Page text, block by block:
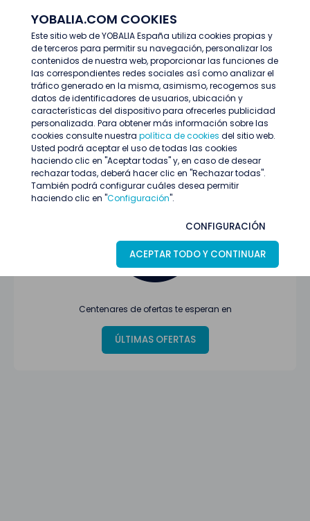
YOBALIA.COM COOKIES
Este sitio web de YOBALIA España utiliza cookies propias y
de terceros para permitir su navegación, personalizar los
contenidos de nuestra web, proporcionar las funciones de
las correspondientes redes sociales así como analizar el
tráfico generado en la misma, asimismo, recogemos sus
datos de identificadores de usuarios, ubicación y
características del dispositivo para ofrecerles publicidad
personalizada. Para obtener más información sobre las
cookies consulte nuestra política de cookies del sitio web.
Usted podrá aceptar el uso de todas las cookies
haciendo clic en "Aceptar todas" y, en caso de desear
rechazar todas, deberá hacer clic en "Rechazar todas".
También podrá configurar cuáles desea permitir
haciendo clic en "Configuración".
CONFIGURACIÓN
ACEPTAR TODO Y CONTINUAR
Últimas ofertas
Oferta no encontrada o ha finalizado su
proceso de selección
Centenares de ofertas te esperan en
ÚLTIMAS OFERTAS